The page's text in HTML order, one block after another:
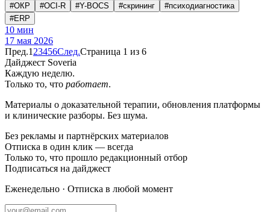
#ОКР #OCI-R #Y-BOCS #скрининг #психодиагностика
#ERP
10 мин
17 мая 2026
Пред.1 23456След.Страница 1 из 6
Дайджест Soveria
Каждую неделю.
Только то, что работает.
Материалы о доказательной терапии, обновления платформы
и клинические разборы. Без шума.
Без рекламы и партнёрских материалов
Отписка в один клик — всегда
Только то, что прошло редакционный отбор
Подписаться на дайджест
Еженедельно · Отписка в любой момент